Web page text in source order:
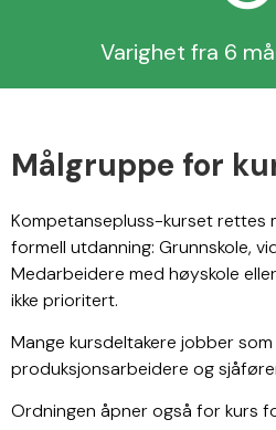
Varighet fra 6
Målgruppe for
Kompetansepluss-kurset rettes
formell utdanning: Grunnskole,
Medarbeidere med høyskole
ikke prioritert.
Mange kursdeltakere jobber
produksjonsarbeidere og
Ordningen åpner også for kurs